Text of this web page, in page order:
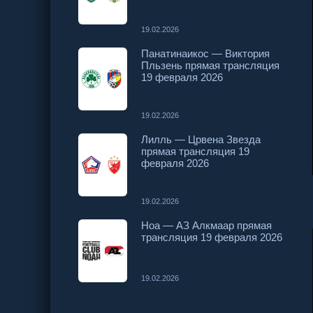
19.02.2026
Панатинаикос — Виктория
Пльзень прямая трансляция
19 февраля 2026
19.02.2026
Лилль — Црвена Звезда
прямая трансляция 19
февраля 2026
19.02.2026
Ноа — АЗ Алкмаар прямая
трансляция 19 февраля 2026
19.02.2026